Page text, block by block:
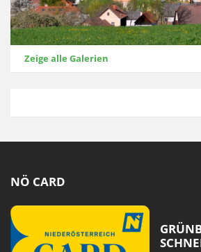
Zeige alle Galerien
NÖ CARD